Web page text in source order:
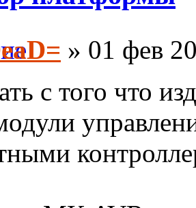
» 01 фев
с того что